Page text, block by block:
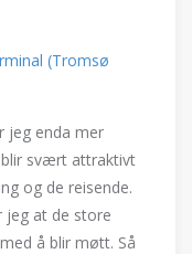
(Tromsø
jeg enda mer
blir svært attraktivt
og de reisende.
jeg at de store
å blir møtt. Så